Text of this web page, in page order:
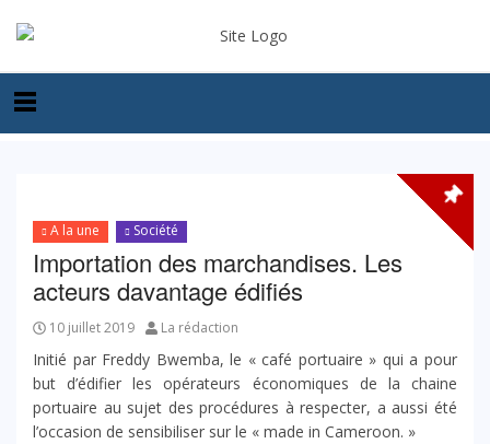
A la une Société
Importation des marchandises. Les
acteurs davantage édifiés
10 juillet 2019 La rédaction
Initié par Freddy Bwemba, le « café portuaire » qui a pour
but d’édifier les opérateurs économiques de la chaine
portuaire au sujet des procédures à respecter, a aussi été
l’occasion de sensibiliser sur le « made in Cameroon. »